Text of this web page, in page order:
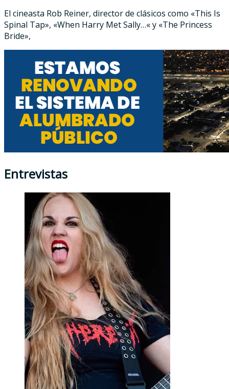
El cineasta Rob Reiner, director de clásicos como «This Is
Spinal Tap», «When Harry Met Sally…« y «The Princess
Bride»,
Entrevistas